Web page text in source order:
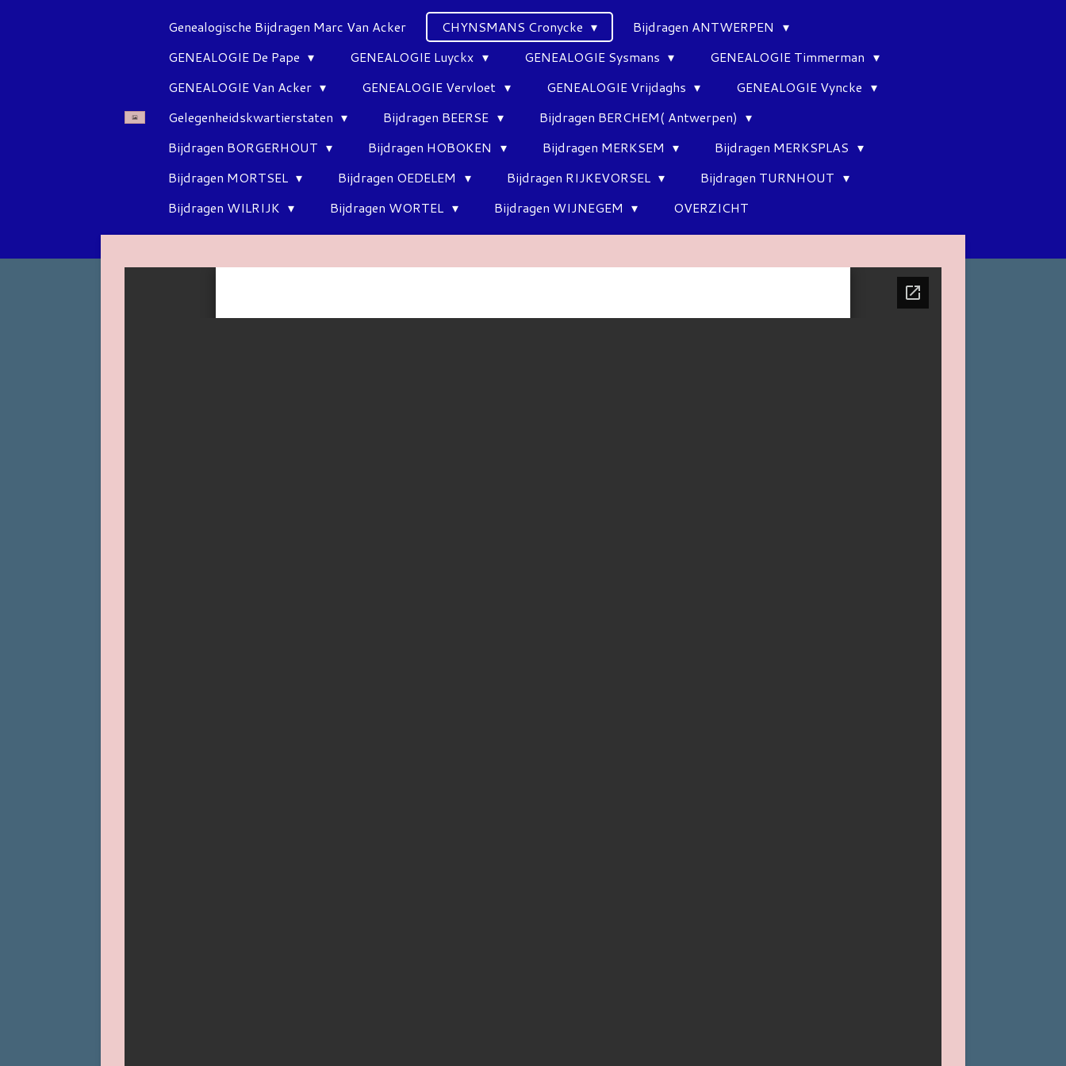
Genealogische Bijdragen Marc Van Acker CHYNSMANS Cronycke
Bijdragen ANTWERPEN
GENEALOGIE De Pape
GENEALOGIE Luyckx GENEALOGIE Sysmans
GENEALOGIE Timmerman
GENEALOGIE Van Acker
GENEALOGIE Vervloet GENEALOGIE Vrijdaghs
GENEALOGIE Vyncke
Gelegenheidskwartierstaten
Bijdragen BEERSE
Bijdragen BERCHEM( Antwerpen)
Bijdragen BORGERHOUT
Bijdragen HOBOKEN Bijdragen MERKSEM
Bijdragen MERKSPLAS
Bijdragen MORTSEL
Bijdragen OEDELEM Bijdragen RIJKEVORSEL
Bijdragen TURNHOUT
Bijdragen WILRIJK
Bijdragen WORTEL Bijdragen WIJNEGEM OVERZICHT